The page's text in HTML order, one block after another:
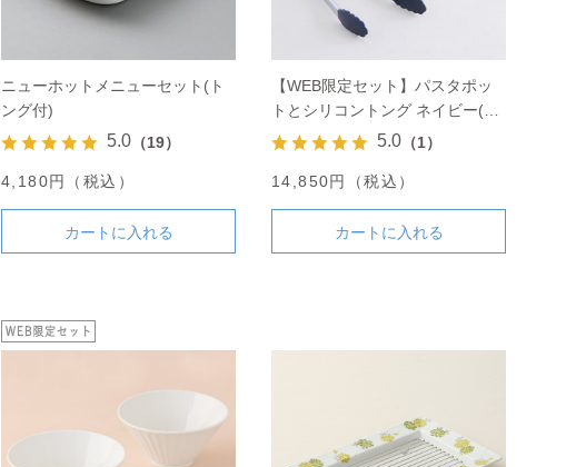
ニューホットメニューセット(ト
ング付)
5.0 （19）
4,180円（税込）
カートに入れる
【WEB限定セット】パスタポッ
トとシリコントング ネイビー(大)
のセット
5.0 （1）
14,850円（税込）
カートに入れる